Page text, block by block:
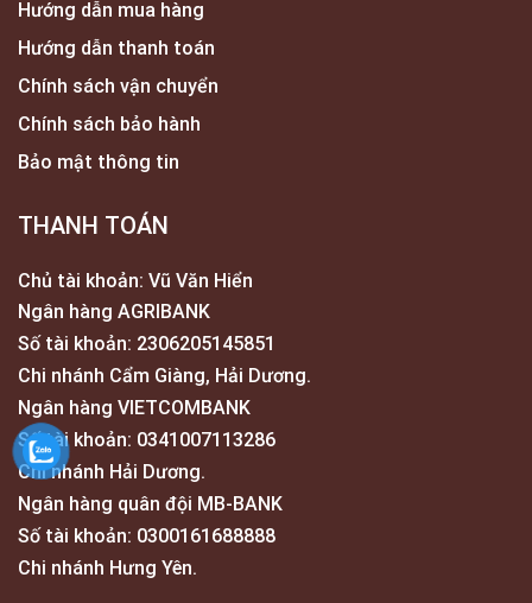
Hướng dẫn mua hàng
Hướng dẫn thanh toán
Chính sách vận chuyển
Chính sách bảo hành
Bảo mật thông tin
THANH TOÁN
Chủ tài khoản: Vũ Văn Hiển
Ngân hàng AGRIBANK
Số tài khoản: 2306205145851
Chi nhánh Cẩm Giàng, Hải Dương.
Ngân hàng VIETCOMBANK
Số tài khoản: 0341007113286
Chi nhánh Hải Dương.
Ngân hàng quân đội MB-BANK
Số tài khoản: 0300161688888
Chi nhánh Hưng Yên.